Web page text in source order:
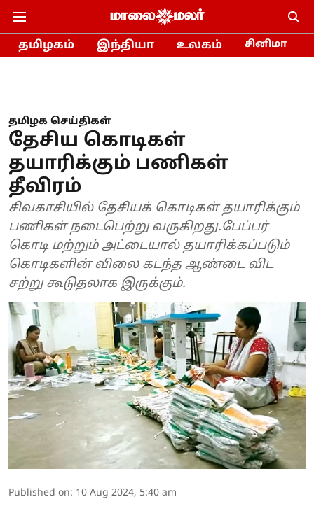
தமிழகம் இந்தியா உலகம் சினிமா
தமிழக செய்திகள்
தேசிய கொடிகள்
தயாரிக்கும் பணிகள்
தீவிரம்
சிவகாசியில் தேசியக் கொடிகள் தயாரிக்கும்
பணிகள் நடைபெற்று வருகிறது.பேப்பர்
கொடி மற்றும் அட்டையால் தயாரிக்கப்படும்
கொடிகளின் விலை கடந்த ஆண்டை விட
சற்று கூடுதலாக இருக்கும்.
Published on: 10 Aug 2024, 5:40 am